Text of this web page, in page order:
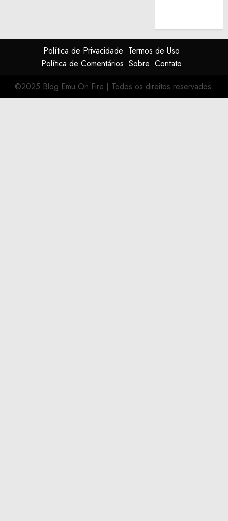
Política de Privacidade Termos de Uso
Política de Comentários Sobre Contato
©2025 Blog Emu On Fire | Todos os direitos reservados.